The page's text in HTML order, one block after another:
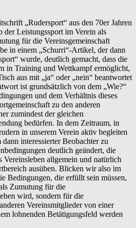
„Rudersport“ aus den 70er Jahren
der Leistungssport im Verein als
für die Vereinsgemeinschaft
in einem „Schurri“-Artikel, der dann
wurde, deutlich gemacht, dass die
in Training und Wettkampf ermöglicht,
aus mit „ja“ oder „nein“ beantwortet
ist grundsätzlich von dem „Wie?“
und dem Verhältnis dieses
zu den anderen
zumindest der gleichen
bedürfen. In dem Zeitraum, in
in unserem Verein aktiv begleiten
interessierter Beobachter zu
deutlich geändert, die
allgemein und natürlich
ausüben. Blicken wir also im
Bedingungen, die erfüllt sein müssen,
Zumutung für die
wird, sondern für die
Vereinsmitglieder von einer
lohnenden Betätigungsfeld werden